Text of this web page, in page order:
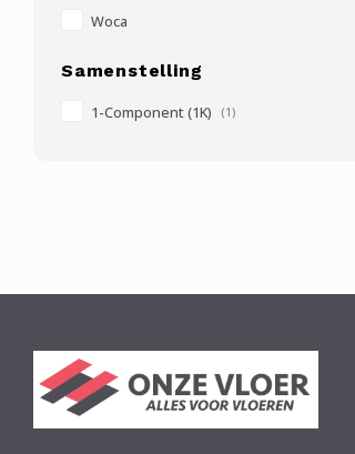
Woca
Samenstelling
1-Component (1K) (1)